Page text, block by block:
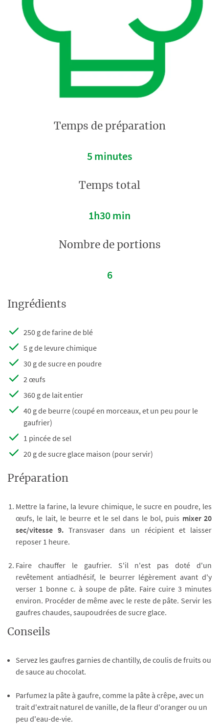
Temps de préparation
5 minutes
Temps total
1h30 min
Nombre de portions
6
Ingrédients
250 g de farine de blé
5 g de levure chimique
30 g de sucre en poudre
2 œufs
360 g de lait entier
40 g de beurre (coupé en morceaux, et un peu pour le
gaufrier)
1 pincée de sel
20 g de sucre glace maison (pour servir)
Préparation
Mettre la farine, la levure chimique, le sucre en poudre, les
œufs, le lait, le beurre et le sel dans le bol, puis mixer 20
sec/vitesse 9. Transvaser dans un récipient et laisser
reposer 1 heure.
Faire chauffer le gaufrier. S'il n'est pas doté d'un
revêtement antiadhésif, le beurrer légèrement avant d'y
verser 1 bonne c. à soupe de pâte. Faire cuire 3 minutes
environ. Procéder de même avec le reste de pâte. Servir les
gaufres chaudes, saupoudrées de sucre glace.
Conseils
Servez les gaufres garnies de chantilly, de coulis de fruits ou
de sauce au chocolat.
Parfumez la pâte à gaufre, comme la pâte à crêpe, avec un
trait d'extrait naturel de vanille, de la fleur d'oranger ou un
peu d'eau-de-vie.